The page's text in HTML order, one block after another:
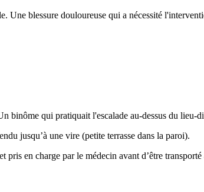
Une blessure douloureuse qui a nécessité
binôme qui pratiquait l'escalade au-dessus du
jusqu’à une vire (petite terrasse dans la paroi).
pris en charge par le médecin avant d’être transporté